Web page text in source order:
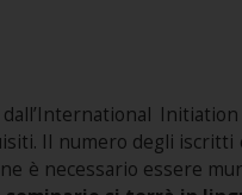
Il numero degli
è necessario essere